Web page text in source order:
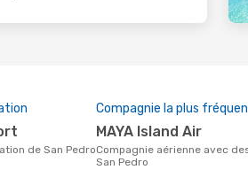
de San Pedro
Compagnie la plus
MAYA Island Air
Compagnie aérienne avec des vols pour
San Pedro